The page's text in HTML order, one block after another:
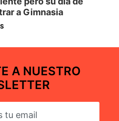
a Gimnasia
A NUESTRO